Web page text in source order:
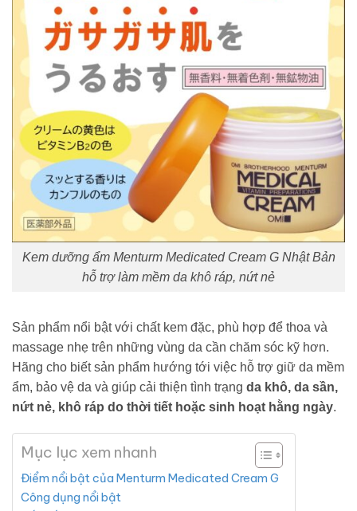
Kem dưỡng ẩm Menturm Medicated Cream G Nhật Bản
hỗ trợ làm mềm da khô ráp, nứt nẻ
Sản phẩm nổi bật với chất kem đặc, phù hợp để thoa và
massage nhẹ trên những vùng da cần chăm sóc kỹ hơn.
Hãng cho biết sản phẩm hướng tới việc hỗ trợ giữ da mềm
ẩm, bảo vệ da và giúp cải thiện tình trạng da khô, da sần,
nứt nẻ, khô ráp do thời tiết hoặc sinh hoạt hằng ngày.
Mục lục xem nhanh
Điểm nổi bật của Menturm Medicated Cream G
Công dụng nổi bật